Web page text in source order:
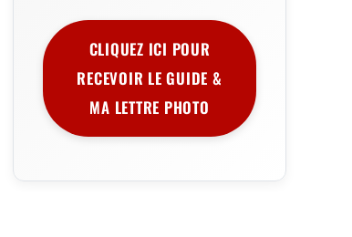
CLIQUEZ ICI POUR
RECEVOIR LE GUIDE &
MA LETTRE PHOTO